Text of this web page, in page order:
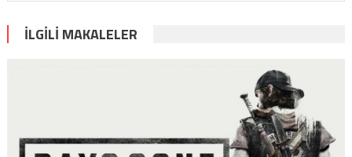
İLGILI MAKALELER